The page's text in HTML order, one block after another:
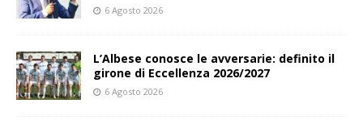
6 Agosto 2026
L’Albese conosce le avversarie: definito il
girone di Eccellenza 2026/2027
6 Agosto 2026